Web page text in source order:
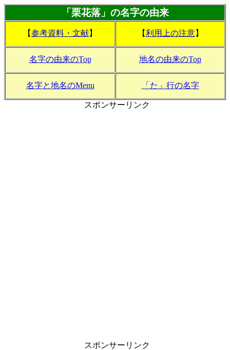
「栗花落」の名字の由来
【参考資料・文献】 【利用上の注意】
名字の由来のTop 地名の由来のTop
名字と地名のMenu 「た」行の名字
スポンサーリンク
スポンサーリンク